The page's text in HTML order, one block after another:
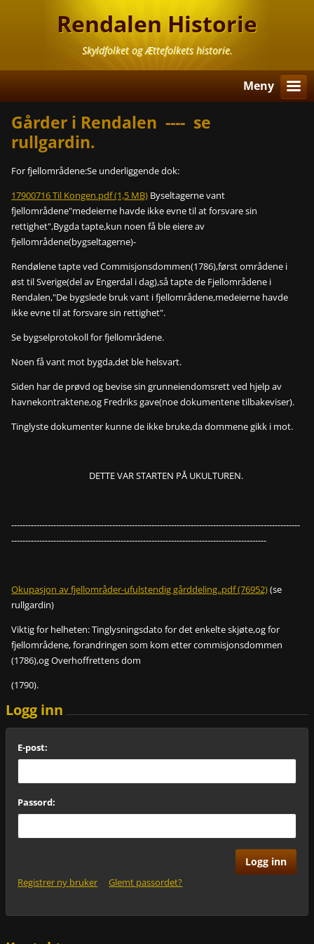
Rendalen Historie
Skyldfolket og Ættefolkets historie.
Meny
Gårder i Rendalen ---- se
rullgardin.
For fjellområdene:Se underliggende dok:
17900716 Til Kongen.pdf (1,5 MB) Byseltagerne vant
fjellområdene"medeierne havde ikke evne til at forsvare sin
rettighet",Bygda tapte,kun noen få ble eiere av
fjellområdene(bygseltagerne)-
Rendølene tapte ved Commisjonsdommen(1786),først områdene i
øst til Sverige(del av Engerdal i dag),så tapte de Fjellområdene i
Rendalen,"De bygslede bruk vant i fjellområdene,medeierne havde
ikke evne til at forsvare sin rettighet".
Se bygselprotokoll for fjellområdene.
Noen få vant mot bygda,det ble helsvart.
Siden har de prøvd og bevise sin grunneiendomsrett ved hjelp av
havnekontraktene,og Fredriks gave(noe dokumentene tilbakeviser).
Tinglyste dokumenter kunne de ikke bruke,da dommene gikk i mot.
DETTE VAR STARTEN PÅ UKULTUREN.
-------------------------------------------------------------------------------------------------------
-------------------------------------------------------------------------------------------
Okupasjon av fjellområder-ufulstendig gårddeling..pdf (76952)(se
rullgardin)
Viktig for helheten: Tinglysningsdato for det enkelte skjøte,og for
fjellområdene, forandringen som kom etter commisjonsdommen
(1786),og Overhoffrettens dom
(1790).
Logg inn
E-post:
Passord:
Registrer ny bruker Glemt passordet?